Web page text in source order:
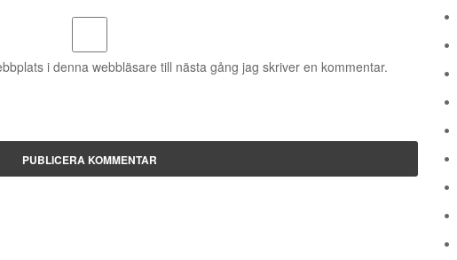
i denna webbläsare till nästa gång jag skriver en kommentar.